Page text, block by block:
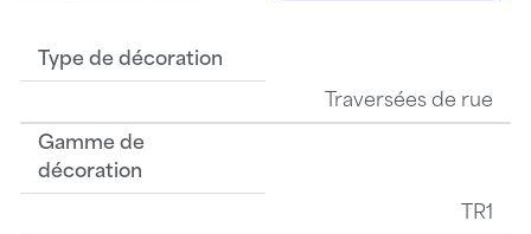
Type de décoration
Traversées de rue
Gamme de
décoration
TR1